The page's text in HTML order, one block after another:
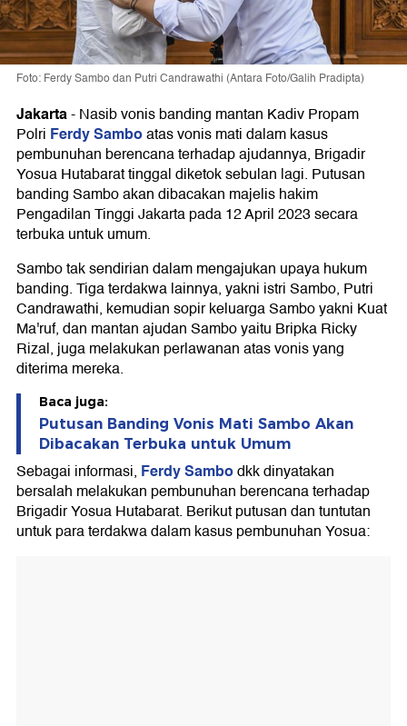
Foto: Ferdy Sambo dan Putri Candrawathi (Antara Foto/Galih Pradipta)
Jakarta-Nasib vonis banding mantan Kadiv Propam
Polri Ferdy Samboatas vonis mati dalam kasus
pembunuhan berencana terhadap ajudannya, Brigadir
Yosua Hutabarat tinggal diketok sebulan lagi. Putusan
banding Sambo akan dibacakan majelis hakim
Pengadilan Tinggi Jakarta pada 12 April 2023 secara
terbuka untuk umum.
Sambo tak sendirian dalam mengajukan upaya hukum
banding. Tiga terdakwa lainnya, yakni istri Sambo, Putri
Candrawathi, kemudian sopir keluarga Sambo yakni Kuat
Ma'ruf, dan mantan ajudan Sambo yaitu Bripka Ricky
Rizal, juga melakukan perlawanan atas vonis yang
diterima mereka.
Baca juga:
Putusan Banding Vonis Mati Sambo Akan
Dibacakan Terbuka untuk Umum
Sebagai informasi, Ferdy Sambodkk dinyatakan
bersalah melakukan pembunuhan berencana terhadap
Brigadir Yosua Hutabarat. Berikut putusan dan tuntutan
untuk para terdakwa dalam kasus pembunuhan Yosua: